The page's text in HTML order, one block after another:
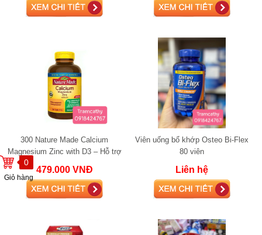
0
Giỏ hàng
300 Nature Made Calcium
Magnesium Zinc with D3 – Hỗ trợ
xương khớp, cơ bắp và sức khỏe
tổng thể
479.000 VNĐ
Viên uống bổ khớp Osteo Bi-Flex
80 viên
Liên hệ